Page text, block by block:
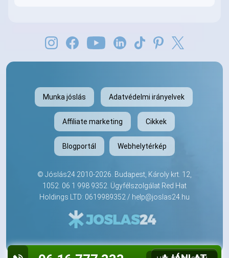
Munka jóslás Adatvédelmi irányelvek
Affiliate marketing Cikkek
Blogportál Webhelytérkép
© Jóslás24 2010-2026. Budapest, Károly krt. 12,
1052. 06 1 998 9352. Ügyfélszolgálat Red Hat
Holdings LTD: 0619989352 / help@joslas24.hu